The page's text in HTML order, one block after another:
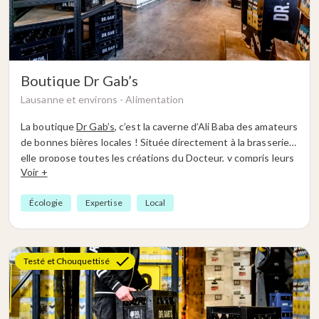
Boutique Dr Gab’s
Lausanne et environs -Alimentation
La boutiqueDr Gab’s, c’est la caverne d’Ali Baba des amateurs
de bonnes bières locales ! Située directement à la brasserie,
elle propose toutes les créations du Docteur, y compris leurs
éditions limitées ultra prisées. Et si tu prévois une fête ou un
20 litres et louer directement une tireuse pour assurer
Voir +
Écologie Expertise Local
Testé et Chouquettisé